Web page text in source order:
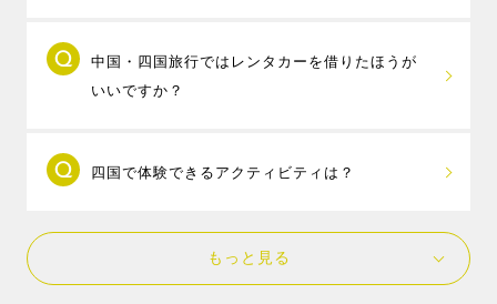
※出発地によってご利用いただける空港が異なります。
えスポットを巡ってみたり、道後温泉やこんぴら温泉
でゆっくりしたり、旅行の日程に＋1日追加して、川や
を巡る島旅などもおすすめです。
の場合は、目的地を1つの県に絞りましょう。
島根県への旅行なら定番の出雲大社と玉造温泉、 2泊
す。
ある港町の尾道が人気です。錦帯橋がある山口県の岩
が、MY-TRIP会員特典として、支払ったキャンセル料
を全額ポイントで還元する「
中国・四国旅行ではレンタカーを借りたほうが
いいですか？
を借りたほうがいいでしょう。
動手段が限られている場所が多く、県をまたぐ周遊旅
四国で体験できるアクティビティは？
四国旅行では、海や川で遊ぶアクティビティが
人気です。高知県の仁淀川のSUPや、高知県の四万十
もっと見る